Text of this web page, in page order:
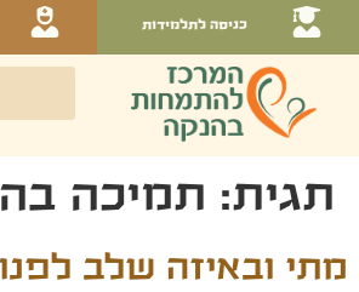
כניסה לתלמידות
תגית: תמיכה
מתי ובאיזה שלב